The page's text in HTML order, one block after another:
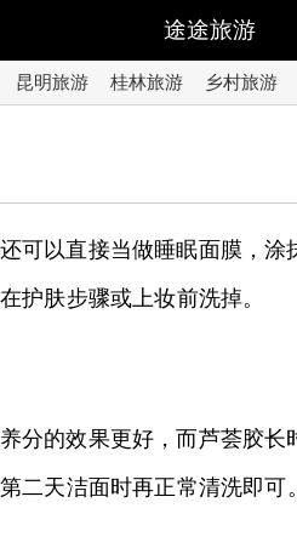
途途旅游
昆明旅游 桂林旅游 乡村旅游
可以直接当做睡眠面膜，
护肤步骤或上妆前洗掉。
分的效果更好，而芦荟胶
二天洁面时再正常清洗即可。